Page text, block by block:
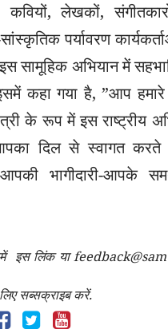
कवियों, लेखकों,
पर्यावरण
सामूहिक अभियान में
कहा गया है, ”आप हमारे
के रूप में इस राष्ट्रीय
दिल से स्वागत
आपकी भागीदारी-आपके
इस लिंक या
सब्सक्राइब करें.